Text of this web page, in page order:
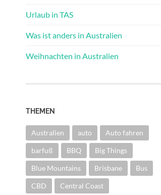
Urlaub in TAS
Was ist anders in Australien
Weihnachten in Australien
THEMEN
Australien auto Auto fahren
barfuß BBQ Big Things
Blue Mountains Brisbane Bus
CBD Central Coast